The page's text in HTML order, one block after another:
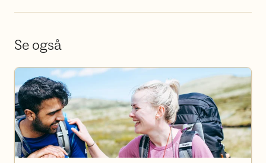
Se også
Bli frivillig